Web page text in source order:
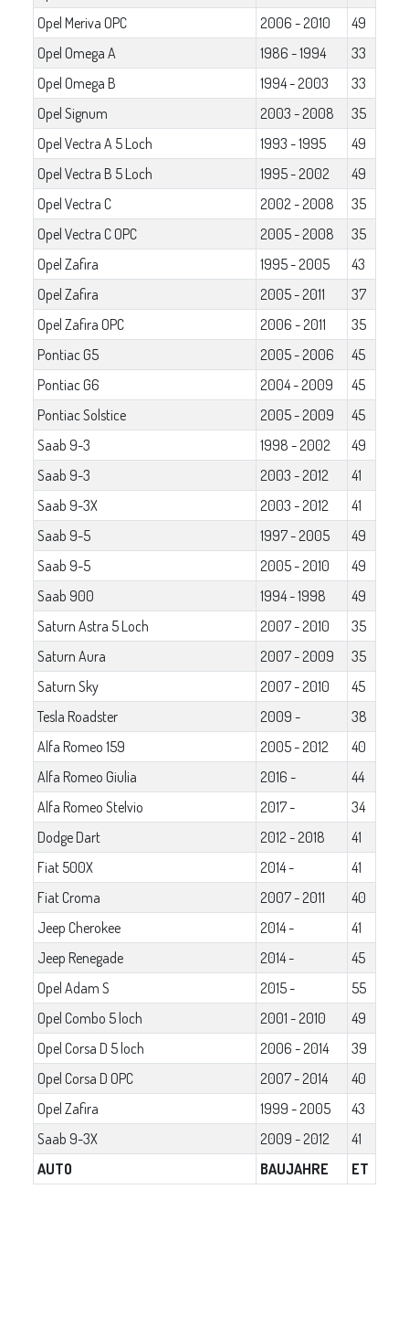
Opel Meriva OPC
2006 - 2010
49
Opel Omega A
1986 - 1994
33
Opel Omega B
1994 - 2003
33
Opel Signum
2003 - 2008
35
Opel Vectra A 5 Loch
1993 - 1995
49
Opel Vectra B 5 Loch
1995 - 2002
49
Opel Vectra C
2002 - 2008
35
Opel Vectra C OPC
2005 - 2008
35
Opel Zafira
1995 - 2005
43
Opel Zafira
2005 - 2011
37
Opel Zafira OPC
2006 - 2011
35
Pontiac G5
2005 - 2006
45
Pontiac G6
2004 - 2009
45
Pontiac Solstice
2005 - 2009
45
Saab 9-3
1998 - 2002
49
Saab 9-3
2003 - 2012
41
Saab 9-3X
2003 - 2012
41
Saab 9-5
1997 - 2005
49
Saab 9-5
2005 - 2010
49
Saab 900
1994 - 1998
49
Saturn Astra 5 Loch
2007 - 2010
35
Saturn Aura
2007 - 2009
35
Saturn Sky
2007 - 2010
45
Tesla Roadster
2009 -
38
Alfa Romeo 159
2005 - 2012
40
Alfa Romeo Giulia
2016 -
44
Alfa Romeo Stelvio
2017 -
34
Dodge Dart
2012 - 2018
41
Fiat 500X
2014 -
41
Fiat Croma
2007 - 2011
40
Jeep Cherokee
2014 -
41
Jeep Renegade
2014 -
45
Opel Adam S
2015 -
55
Opel Combo 5 loch
2001 - 2010
49
Opel Corsa D 5 loch
2006 - 2014
39
Opel Corsa D OPC
2007 - 2014
40
Opel Zafira
1999 - 2005
43
Saab 9-3X
2009 - 2012
41
AUTO
BAUJAHRE ET